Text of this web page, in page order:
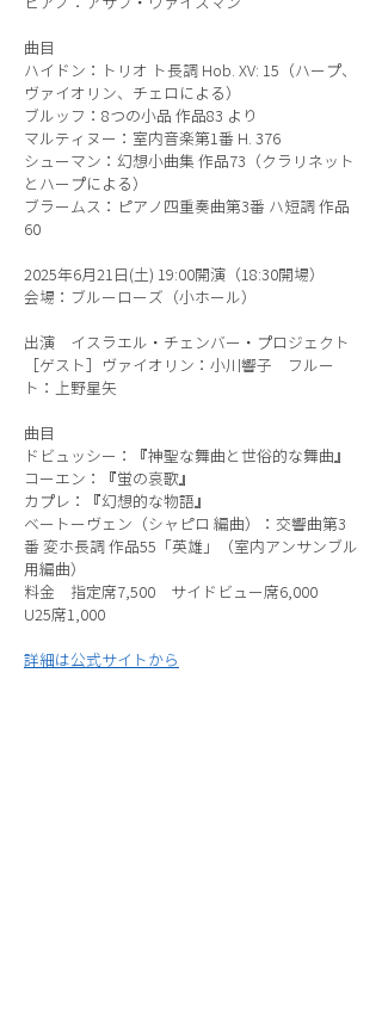
曲目
ハイドン：トリオ ト長調 Hob. XV: 15（ハープ、
ヴァイオリン、チェロによる）
ブルッフ：8つの小品 作品83 より
マルティヌー：室内音楽第1番 H. 376
シューマン：幻想小曲集 作品73（クラリネット
とハープによる）
ブラームス：ピアノ四重奏曲第3番 ハ短調 作品
60
2025年6月21日(土) 19:00開演（18:30開場）
会場：ブルーローズ（小ホール）
出演 イスラエル・チェンバー・プロジェクト
［ゲスト］ヴァイオリン：小川響子 フルー
ト：上野星矢
曲目
ドビュッシー：『神聖な舞曲と世俗的な舞曲』
コーエン：『蛍の哀歌』
カプレ：『幻想的な物語』
ベートーヴェン（シャピロ 編曲）：交響曲第3
番 変ホ長調 作品55「英雄」（室内アンサンブル
用編曲）
料金 指定席7,500 サイドビュー席6,000
U25席1,000
詳細は公式サイトから